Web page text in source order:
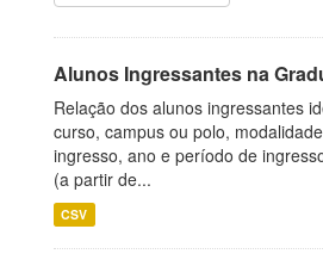
Alunos Ingressantes na
Relação dos alunos ingressantes
curso, campus ou polo,
ingresso, ano e período de
(a partir de...
CSV